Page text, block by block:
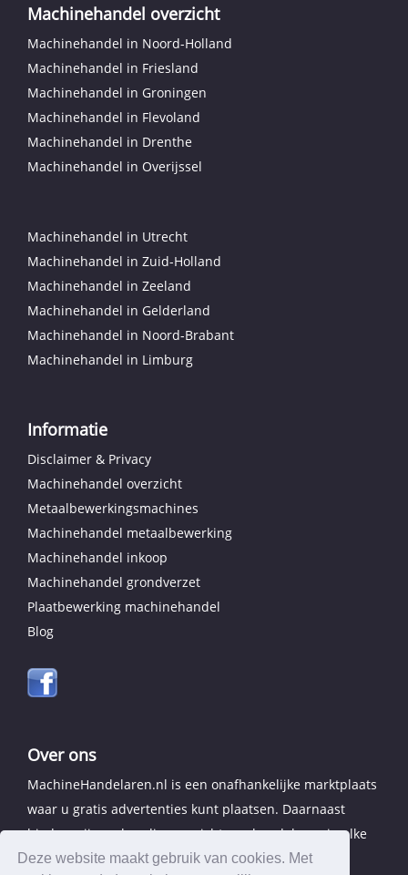
Deze website maakt gebruik van cookies. Met
Machinehandel overzicht
Machinehandel in Noord-Holland
Machinehandel in Friesland
Machinehandel in Groningen
Machinehandel in Flevoland
Machinehandel in Drenthe
Machinehandel in Overijssel
Machinehandel in Utrecht
Machinehandel in Zuid-Holland
Machinehandel in Zeeland
Machinehandel in Gelderland
Machinehandel in Noord-Brabant
Machinehandel in Limburg
Informatie
Disclaimer & Privacy
Machinehandel overzicht
Metaalbewerkingsmachines
Machinehandel metaalbewerking
Machinehandel inkoop
Machinehandel grondverzet
Plaatbewerking machinehandel
Blog
Over ons
MachineHandelaren.nl is een onafhankelijke marktplaats
waar u gratis advertenties kunt plaatsen. Daarnaast
bieden wij een handig overzicht van handelaren in elke
provincie.